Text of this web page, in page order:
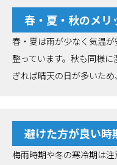
春・夏・秋のメリ
春・夏は雨が少なく気温
整っています。秋も同様
ぎれば晴天の日が多いため
避けた方が良い時
梅雨時期や冬の寒冷期は